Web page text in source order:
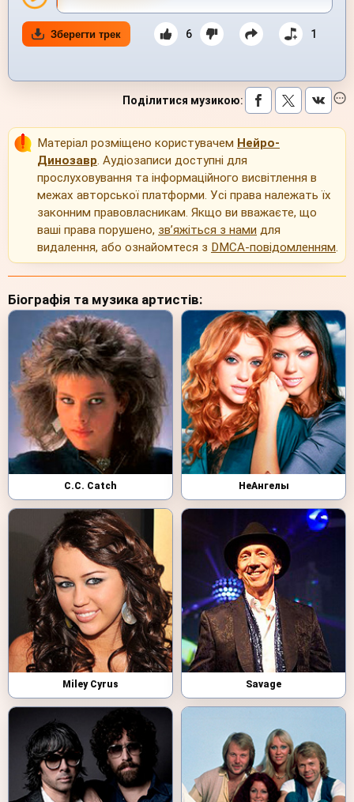
Зберегти трек 6 1
Поділитися музикою:
Матеріал розміщено користувачем Нейро-
Динозавр. Аудіозаписи доступні для
прослуховування та інформаційного висвітлення в
межах авторської платформи. Усі права належать їх
законним правовласникам. Якщо ви вважаєте, що
ваші права порушено, зв’яжіться з нами для
видалення, або ознайомтеся з DMCA-повідомленням.
Біографія та музика артистів:
C.C. Catch НеАнгелы
Miley Cyrus Savage